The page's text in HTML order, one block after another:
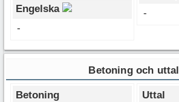
Engelska
-
-
Betoning och uttal
Betoning
Uttal